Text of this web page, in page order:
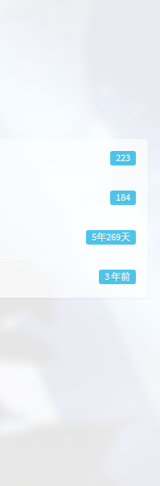
223
184
5年269天
3 年前